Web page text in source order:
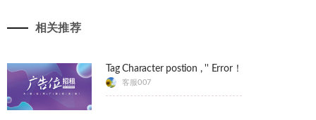
相关推荐
Tag Character postion , '' Error！
客服007